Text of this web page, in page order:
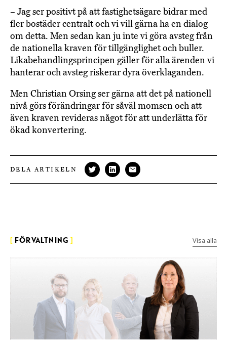
– Jag ser positivt på att fastighetsägare bidrar med
fler bostäder centralt och vi vill gärna ha en dialog
om detta. Men sedan kan ju inte vi göra avsteg från
de nationella kraven för tillgänglighet och buller.
Likabehandlingsprincipen gäller för alla ärenden vi
hanterar och avsteg riskerar dyra överklaganden.
Men Christian Orsing ser gärna att det på nationell
nivå görs förändringar för såväl momsen och att
även kraven revideras något för att underlätta för
ökad konvertering.
DELA ARTIKELN
FÖRVALTNING Visa alla